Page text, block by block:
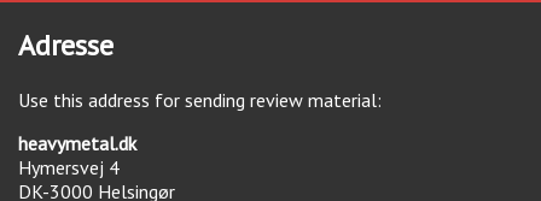
Adresse
Use this address for sending review material:
heavymetal.dk
Hymersvej 4
DK-3000 Helsingør